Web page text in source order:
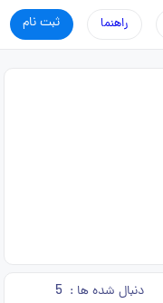
ثبت نام راهنما
دنبال شده ها : 5